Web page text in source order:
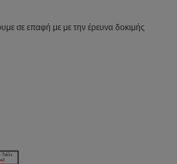
σε επαφή με με την έρευνα δοκιμής